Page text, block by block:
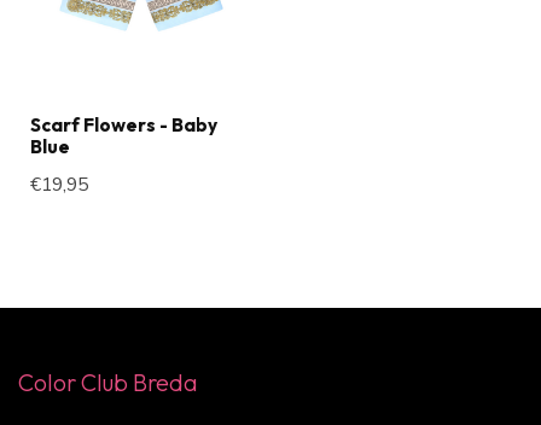
Scarf Flowers - Baby
Blue
€19,95
Color Club Breda